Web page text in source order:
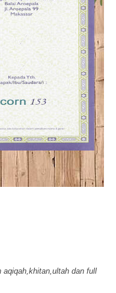
aqiqah,khitan,ultah dan full